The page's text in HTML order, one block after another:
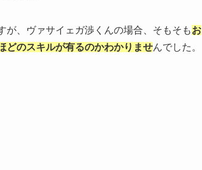
、ヴァサイェガ渉くんの場合、そもそもお
どのスキルが有るのかわかりませんでした。